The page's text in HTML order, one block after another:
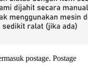
postage. Postage